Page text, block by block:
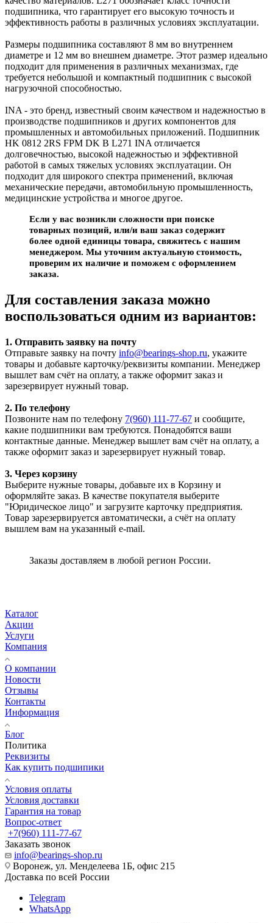
подшипника, что гарантирует его высокую точность и
эффективность работы в различных условиях эксплуатации.
Размеры подшипника составляют 8 мм во внутреннем
диаметре и 12 мм во внешнем диаметре. Этот размер идеально
подходит для применения в различных механизмах, где
требуется небольшой и компактный подшипник с высокой
нагрузочной способностью.
INA - это бренд, известный своим качеством и надежностью в
производстве подшипников и других компонентов для
промышленных и автомобильных приложений. Подшипник
HK 0812 2RS FPM DK B L271 INA отличается
долговечностью, высокой надежностью и эффективной
работой в самых тяжелых условиях эксплуатации. Он
подходит для широкого спектра применений, включая
механические передачи, автомобильную промышленность,
медицинские устройства и многое другое.
Если у вас возникли сложности при поиске
товарных позиций, или/и ваш заказ содержит
более одной единицы товара, свяжитесь с нашим
менеджером. Мы уточним актуальную стоимость,
проверим их наличие и поможем с оформлением
заказа.
Для составления заказа можно
воспользоваться одним из вариантов:
1. Отправить заявку на почту
Отправьте заявку на почту info@bearings-shop.ru, укажите
товары и добавьте карточку/реквизиты компании. Менеджер
вышлет вам счёт на оплату, а также оформит заказ и
зарезервирует нужный товар.
2. По телефону
Позвоните нам по телефону 7(960) 111-77-67 и сообщите,
какие подшипники вам требуются. Понадобятся ваши
контактные данные. Менеджер вышлет вам счёт на оплату, а
также оформит заказ и зарезервирует нужный товар.
3. Через корзину
Выберите нужные товары, добавьте их в Корзину и
оформляйте заказ. В качестве покупателя выберите
"Юридическое лицо" и загрузите карточку предприятия.
Товар зарезервируется автоматически, а счёт на оплату
вышлем вам на указанный e-mail.
Заказы доставляем в любой регион России.
Каталог
Акции
Услуги
Компания
О компании
Новости
Отзывы
Контакты
Информация
Блог
Политика
Реквизиты
Как купить подшипики
Условия оплаты
Условия доставки
Гарантия на товар
Вопрос-ответ
+7(960) 111-77-67
Заказать звонок
info@bearings-shop.ru
Воронеж, ул. Менделеева 1Б, офис 215
Доставка по всей России
Telegram
WhatsApp